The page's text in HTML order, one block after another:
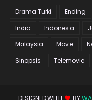
Drama Turki
Ending
India
Indonesia
Malaysia
Movie
Sinopsis
Telemovie
DESIGNED WITH BY